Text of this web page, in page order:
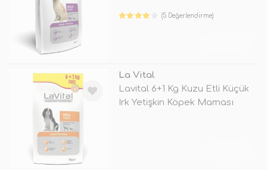
(5 Değerlendirme)
La Vital
Lavital 6+1 Kg Kuzu Etli Küçük
Irk Yetişkin Köpek Maması